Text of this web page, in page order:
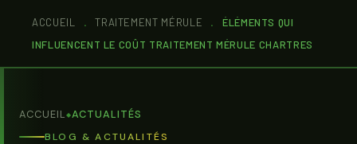
ACCUEIL . TRAITEMENT MÉRULE .
ÉLÉMENTS QUI
INFLUENCENT LE COÛT TRAITEMENT MÉRULE CHARTRES
ACCUEIL◆ACTUALITÉS
BLOG & ACTUALITÉS